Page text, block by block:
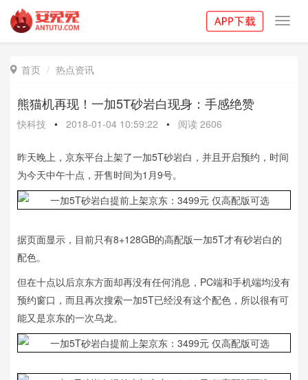
 首页 热点资讯
熊猫机再现！一加5T砂岩白现身：手感绝赞
快科技 • 2018-01-04 10:59:22 • 阅读 2606
昨天晚上，京东平台上架了一加5T砂岩白，并且开启预约，时间
为今天中午十点，开售时间为1月9号。
据页面显示，目前只有8+128GB的高配版一加5T才有砂岩白的
配色。
但在十点以后京东方面却再没有任何消息，PC端和手机端均没有
预约窗口，而且再次搜索一加5T已经没有这个配色，所以很有可
能又是京东的一次乌龙。